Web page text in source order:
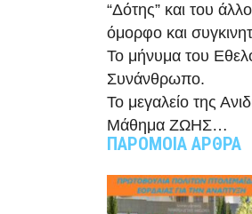
“Δότης” και του
όμορφο και
Το μήνυμα του
Συνάνθρωπο.
Το μεγαλείο της
Μάθημα ΖΩΗΣ…
ΠΑΡΟΜΟΙΑ ΑΡΘΡΑ